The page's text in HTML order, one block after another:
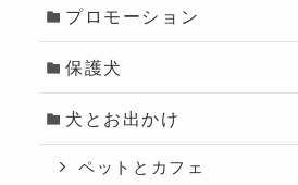
プロモーション
保護犬
犬とお出かけ
ペットとカフェ